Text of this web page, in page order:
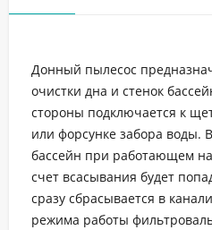
Донный пылесос
очистки дна и стенок
стороны подключается к
или форсунке забора воды.
бассейн при работающем
счет всасывания будет
сразу сбрасывается в
режима работы